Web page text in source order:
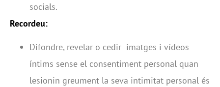
socials.
Recordeu:
Difondre, revelar o cedir imatges i vídeos
íntims sense el consentiment personal quan
lesionin greument la seva intimitat personal és